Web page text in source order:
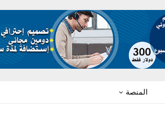
المنصة